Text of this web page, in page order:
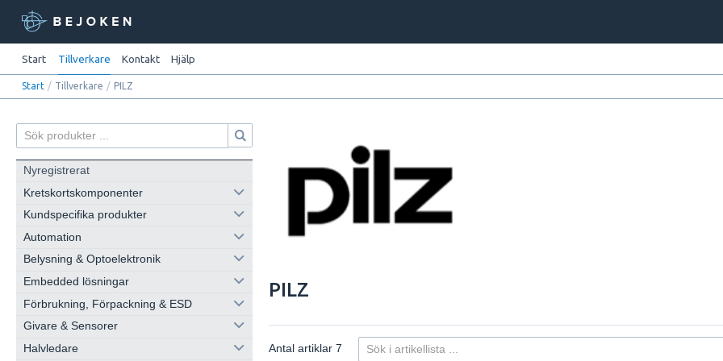
Start Tillverkare Kontakt Hjälp
Start / Tillverkare / PILZ
Nyregistrerat
Kretskortskomponenter
Kundspecifika produkter
Automation
Belysning & Optoelektronik
Embedded lösningar
Förbrukning, Förpackning & ESD
Givare & Sensorer
Halvledare
PILZ
Antal artiklar7